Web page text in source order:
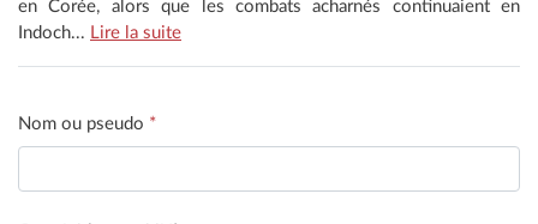
en Corée, alors que les combats acharnés continuaient en
Indoch... Lire la suite
Nom ou pseudo *